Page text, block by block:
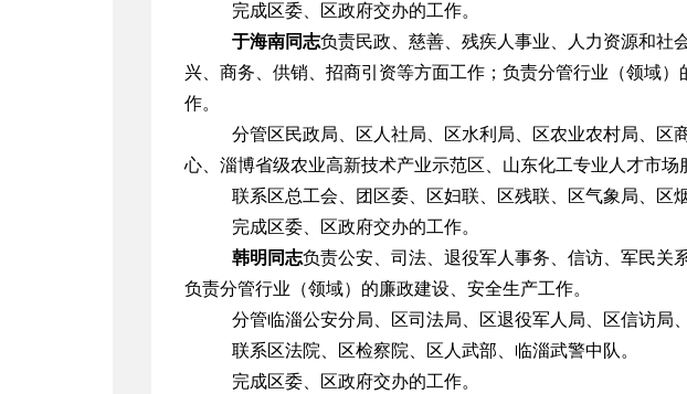
完成区委、区政府交办的工作。
于海南同志负责民政、慈善、残疾人事业、
人力资源和社
兴、商务、供销、招商引资等方面工作；负责分管行业（领域
作。
分管区民政局、区人社局、区水利局、区农业农村局、区
心、淄博省级农业高新技术产业示范区、山东化工专业人才市场
联系区总工会、团区委、区妇联、区残联、区气象局、区
完成区委、区政府交办的工作。
韩明同志负责公安、司法、退役军人事务、信访、军民关
负责分管行业（领域）的廉政建设、安全生产工作。
分管临淄公安分局、区司法局、区退役军人局、区信访局
联系区法院、区检察院、区人武部、临淄武警中队。
完成区委、区政府交办的工作。